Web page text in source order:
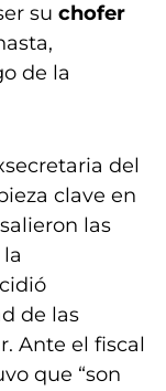
su chofer
de la
del
clave en
las
de las
Ante el fiscal
que “son